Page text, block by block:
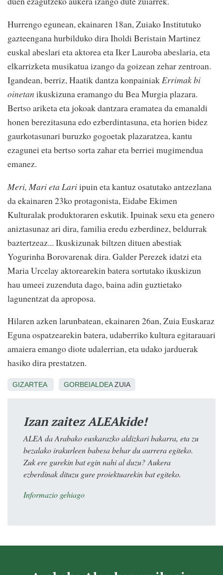
Hurrengo egunean, ekainaren 18an, Zuiako Institutuko
gazteengana hurbilduko dira Iholdi Beristain Martinez
euskal abeslari eta aktorea eta Iker Lauroba abeslaria, eta
elkarrizketa musikatua izango da goizean zehar zentroan.
Igandean, berriz, Haatik dantza konpainiakErrimak bi
oinetan ikuskizuna eramango du Bea Murgia plazara.
Bertso ariketa eta jokoak dantzara eramatea da emanaldi
honen berezitasuna edo ezberdintasuna, eta horien bidez
gaurkotasunari buruzko gogoetak plazaratzea, kantu
ezagunei eta bertso sorta zahar eta berriei mugimendua
emanez.
Meri, Mari eta Lariipuin eta kantuz osatutako antzezlana
da ekainaren 23ko protagonista, Eidabe Ekimen
Kulturalak produktoraren eskutik. Ipuinak sexu eta genero
aniztasunaz ari dira, familia eredu ezberdinez, beldurrak
baztertzeaz... Ikuskizunak biltzen dituen abestiak
Yogurinha Borovarenak dira. Galder Perezek idatzi eta
Maria Urcelay aktorearekin batera sortutako ikuskizun
hau umeei zuzenduta dago, baina adin guztietako
lagunentzat da aproposa.
Hilaren azken larunbatean, ekainaren 26an, Zuia Euskaraz
Eguna ospatzearekin batera, udaberriko kultura egitarauari
amaiera emango diote udalerrian, eta udako jarduerak
hasiko dira prestatzen.
GIZARTEA GORBEIALDEAZUIA
Izan zaitez ALEAkide!
ALEA da Arabako euskarazko aldizkari bakarra, eta zu
bezalako irakurleen babesa behar du aurrera egiteko.
Zuk ere gurekin bat egin nahi al duzu? Aukera
ezberdinak dituzu gure proiektuarekin bat egiteko.
Informazio gehiago